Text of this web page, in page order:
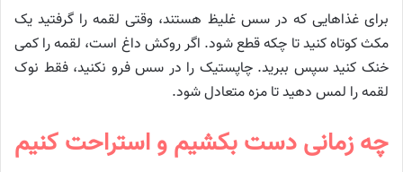
برای غذاهایی که در سس غلیظ هستند، وقتی لقمه را گرفتید یک
مکث کوتاه کنید تا چکه قطع شود. اگر روکش داغ است، لقمه را کمی
خنک کنید سپس ببرید. چاپستیک را در سس فرو نکنید، فقط نوک
لقمه را لمس دهید تا مزه متعادل شود.
چه زمانی دست بکشیم و استراحت کنیم